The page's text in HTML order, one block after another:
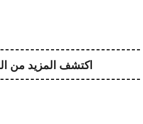
اكتشف المزيد من